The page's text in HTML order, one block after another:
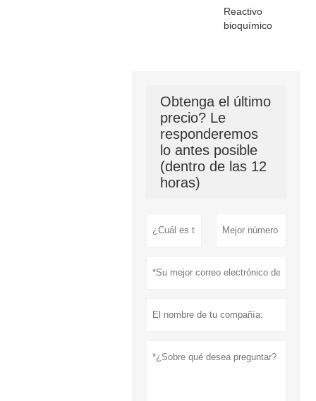
Reactivo
bioquímico
Obtenga el último
precio? Le
responderemos
lo antes posible
(dentro de las 12
horas)